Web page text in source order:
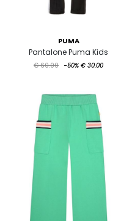
PUMA
Pantalone Puma Kids
€ 60.00 -50% € 30.00